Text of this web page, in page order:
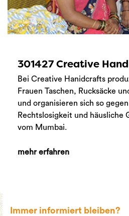
301427 Creative
Bei Creative Hanidcrafts
Frauen Taschen, Rucksäcke
und organisieren sich so
Rechtslosigkeit und häusliche
vom Mumbai.
mehr erfahren
Immer informiert bleiben?